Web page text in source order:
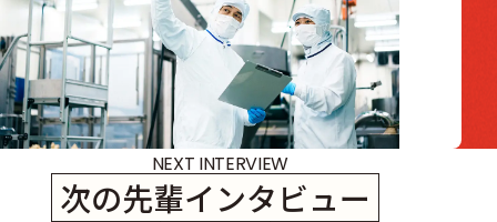
NEXT INTERVIEW
次の先輩インタビュー